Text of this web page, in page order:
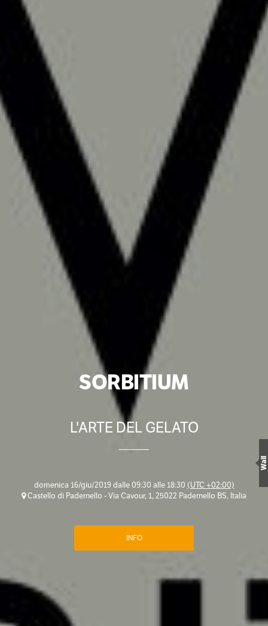
SORBITIUM
L'ARTE DEL GELATO
domenica 16/giu/2019 dalle 09:30 alle 18:30 (UTC +02:00)
Castello di Padernello - Via Cavour, 1, 25022 Padernello BS, Italia
INFO
Wall